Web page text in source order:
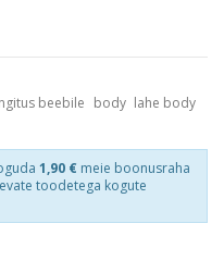
beebile body lahe body
1,90 € meie boonusraha
toodetega kogute